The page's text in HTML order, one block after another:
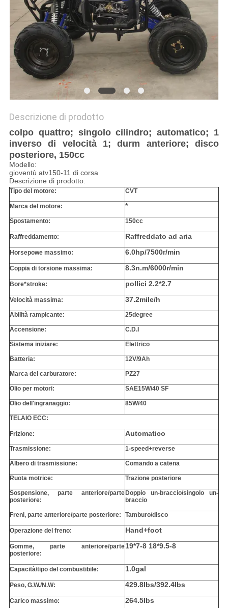
Descrizione di prodotto
colpo quattro; singolo cilindro; automatico; 1
inverso di velocità 1; durm anteriore; disco
posteriore, 150cc
Modello:
gioventù atv150-11 di corsa
Descrizione di prodotto:
Tipo del motore: CVT
Marca del motore: *
Spostamento: 150cc
Raffreddamento: Raffreddato ad aria
Horsepowe massimo: 6.0hp/7500r/min
Coppia di torsione massima: 8.3n.m/6000r/min
Bore*stroke: pollici 2.2*2.7
Velocità massima: 37.2mile/h
Abilità rampicante: 25degree
Accensione: C.D.I
Sistema iniziare: Elettrico
Batteria: 12V/9Ah
Marca del carburatore: PZ27
Olio per motori: SAE15W/40 SF
Olio dell'ingranaggio: 85W/40
TELAIO ECC:
Frizione: Automatico
Trasmissione: 1-speed+reverse
Albero di trasmissione: Comando a catena
Ruota motrice: Trazione posteriore
Sospensione, parte anteriore/parte
posteriore:
Doppio un-braccio/singolo un-
braccio
Freni, parte anteriore/parte posteriore: Tamburo/disco
Operazione del freno: Hand+foot
Gomme, parte anteriore/parte
posteriore:
19*7-8 18*9.5-8
Capacità/tipo del combustibile: 1.0gal
Peso, G.W./N.W: 429.8lbs/392.4lbs
Carico massimo: 264.5lbs